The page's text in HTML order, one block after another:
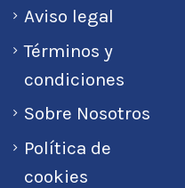
Aviso legal
Términos y
condiciones
Sobre Nosotros
Política de
cookies